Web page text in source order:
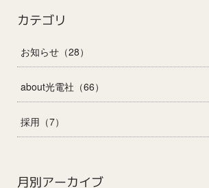
カテゴリ
お知らせ（28）
about光電社（66）
採用（7）
月別アーカイブ